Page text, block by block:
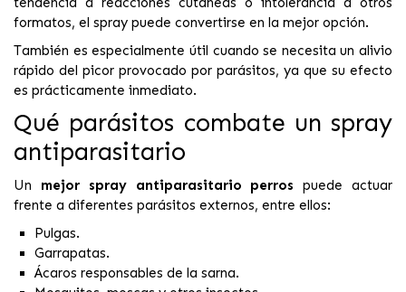
formatos, el spray puede convertirse en la mejor opción.
También es especialmente útil cuando se necesita un alivio
rápido del picor provocado por parásitos, ya que su efecto
es prácticamente inmediato.
Qué parásitos combate un spray
antiparasitario
Un mejor spray antiparasitario perros puede actuar
frente a diferentes parásitos externos, entre ellos:
Pulgas.
Garrapatas.
Ácaros responsables de la sarna.